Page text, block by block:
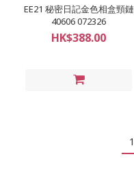
EE21 秘密日記金色相盒頸鏈
40606 072326
HK$388.00
1